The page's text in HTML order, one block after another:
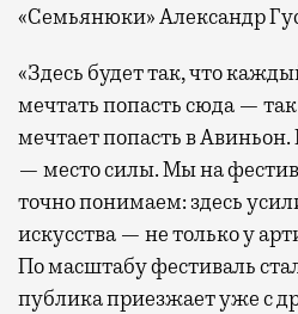
«Семьянюки» Александр
«Здесь будет так, что
мечтать попасть сюда —
мечтает попасть в
— место силы. Мы на
точно понимаем: здесь
искусства — не только у
По масштабу фестиваль
публика приезжает уже с